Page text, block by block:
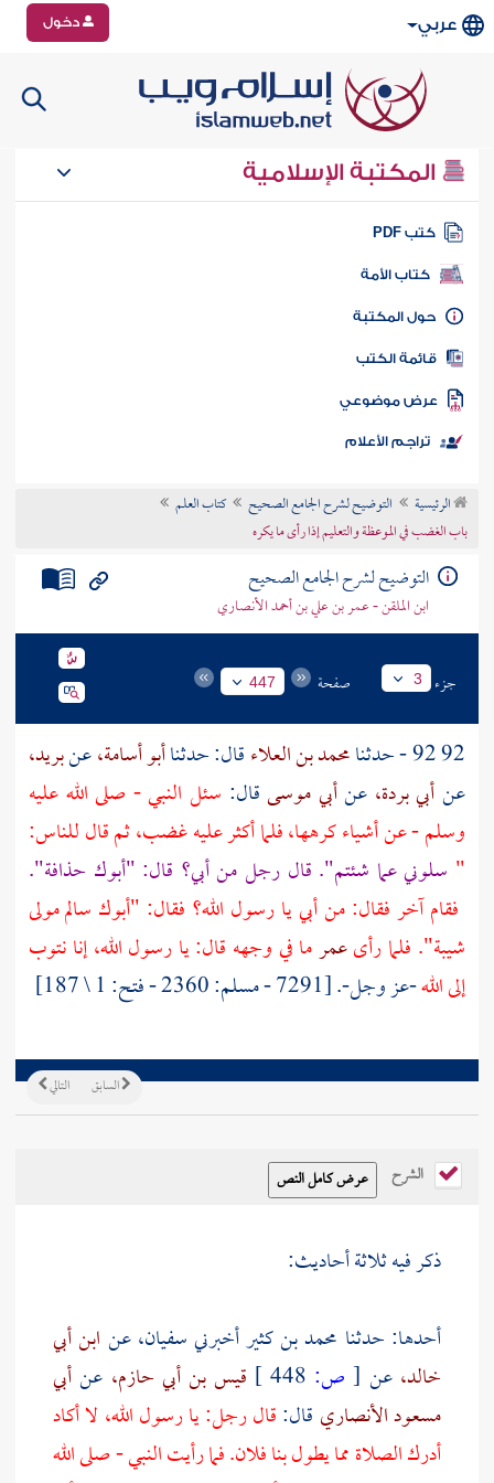
عربي دخول
المكتبة الإسلامية
كتب PDF
كتاب الأمة
المكتبة
الكتب
موضوعي
تراجم الأعلام
الرئيسية التوضيح لشرح الجامع الصحيح
كتاب العلم
باب الغضب في الموعظة والتعليم إذا رأى ما يكره
التوضيح لشرح الجامع الصحيح
ابن الملقن - عمر بن علي بن أحمد الأنصاري
جزء 3 صفحة 447
92 92 - حدثنا محمد بن العلاءقال: حدثناأبو أسامة،عنبريد،
عنأبي بردة، عنأبي موسىقال: سئل النبي - صلى الله عليه
وسلم - عن أشياء كرهها، فلما أكثر عليه غضب، ثم قال للناس:
" سلوني عما شئتم". قال رجل من أبي؟ قال: "أبوك حذافة".
فقام آخر فقال: من أبي يا رسول الله؟ فقال: "أبوك سالممولى
شيبة". فلما رأىعمرما في وجهه قال: يا رسول الله، إنا نتوب
إلى الله-عز وجل-. [7291 - مسلم: 2360 - فتح: 1 \ 187]
التالي السابق
الشرح
ذكر فيه ثلاثة أحاديث:
أحدها: حدثنا محمد بن كثيرأخبرنيسفيان،عن ابن أبي
خالد،عن [ ص: قيس بن أبي حازم، عنأبي
مسعود الأنصاري قال:قال رجل: يا رسول الله، لا أكاد
أدرك الصلاة مما يطول بنا فلان. فما رأيت النبي - صلى الله